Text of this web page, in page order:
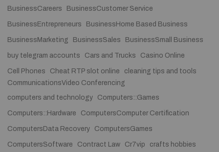
BusinessCareers BusinessCustomer Service
BusinessEntrepreneurs BusinessHome Based Business
BusinessMarketing BusinessSales BusinessSmall Business
buy telegram accounts Cars and Trucks Casino Online
Cell Phones Cheat RTP slot online
cleaning tips and tools
CommunicationsVideo Conferencing
computers and technology
Computers::Games
Computers::Hardware ComputersComputer Certification
ComputersData Recovery ComputersGames
ComputersSoftware Contract Law Cr7vip crafts hobbies